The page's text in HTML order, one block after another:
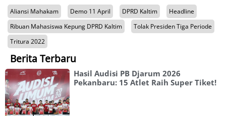
Aliansi Mahakam Demo 11 April DPRD Kaltim
Headline
Ribuan Mahasiswa Kepung DPRD Kaltim
Tolak Presiden Tiga Periode
Tritura 2022
Berita Terbaru
Hasil Audisi PB Djarum 2026
Pekanbaru: 15 Atlet Raih Super Tiket!